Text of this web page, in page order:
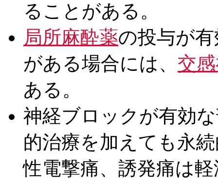
ることがある。
局所麻酔薬の投与が
がある場合には、 交
ある。
神経ブロックが有効
的治療を加えても永
性電撃痛、誘発痛は